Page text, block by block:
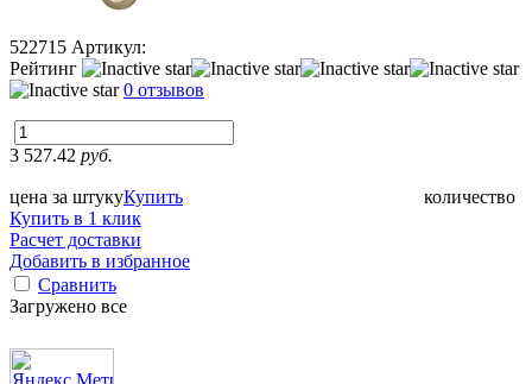
522715 Артикул:
Рейтинг
0 отзывов
3 527.42 руб.
цена за штуку количество
Купить
Купить в 1 клик
Расчет доставки
Добавить в избранное
Сравнить
Загружено все